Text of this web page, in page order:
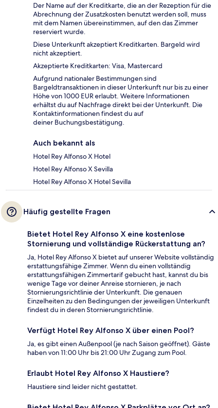
Der Name auf der Kreditkarte, die an der Rezeption für die
Abrechnung der Zusatzkosten benutzt werden soll, muss
mit dem Namen übereinstimmen, auf den das Zimmer
reserviert wurde.
Diese Unterkunft akzeptiert Kreditkarten. Bargeld wird
nicht akzeptiert.
Akzeptierte Kreditkarten: Visa, Mastercard
Aufgrund nationaler Bestimmungen sind
Bargeldtransaktionen in dieser Unterkunft nur bis zu einer
Höhe von 1000 EUR erlaubt. Weitere Informationen
erhältst du auf Nachfrage direkt bei der Unterkunft. Die
Kontaktinformationen findest du auf
deiner Buchungsbestätigung.
Auch bekannt als
Hotel Rey Alfonso X Hotel
Hotel Rey Alfonso X Sevilla
Hotel Rey Alfonso X Hotel Sevilla
Häufig gestellte Fragen
Bietet Hotel Rey Alfonso X eine kostenlose
Stornierung und vollständige Rückerstattung an?
Ja, Hotel Rey Alfonso X bietet auf unserer Website vollständig
erstattungsfähige Zimmer. Wenn du einen vollständig
erstattungsfähigen Zimmertarif gebucht hast, kannst du bis
wenige Tage vor deiner Anreise stornieren, je nach
Stornierungsrichtlinie der Unterkunft. Die genauen
Einzelheiten zu den Bedingungen der jeweiligen Unterkunft
findest du in deren Stornierungsrichtlinie.
Verfügt Hotel Rey Alfonso X über einen Pool?
Ja, es gibt einen Außenpool (je nach Saison geöffnet). Gäste
haben von 11:00 Uhr bis 21:00 Uhr Zugang zum Pool.
Erlaubt Hotel Rey Alfonso X Haustiere?
Haustiere sind leider nicht gestattet.